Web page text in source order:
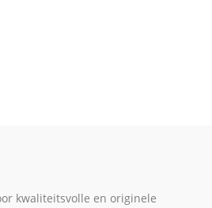
kwaliteitsvolle en originele